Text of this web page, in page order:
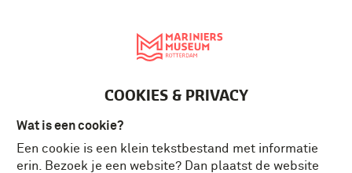
COOKIES & PRIVACY
Wat is een cookie?
Een cookie is een klein tekstbestand met informatie
erin. Bezoek je een website? Dan plaatst de website